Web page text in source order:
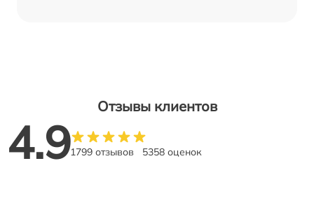
Отзывы клиентов
4.91799 отзывов 5358 оценок